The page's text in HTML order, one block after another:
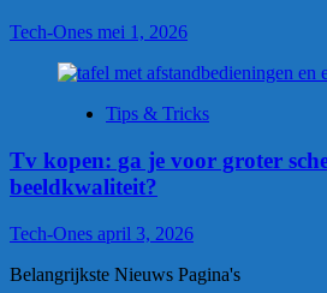
Tech-Ones mei 1, 2026
Tips & Tricks
Tv kopen: ga je voor groter
beeldkwaliteit?
Tech-Ones april 3, 2026
Belangrijkste Nieuws Pagina's